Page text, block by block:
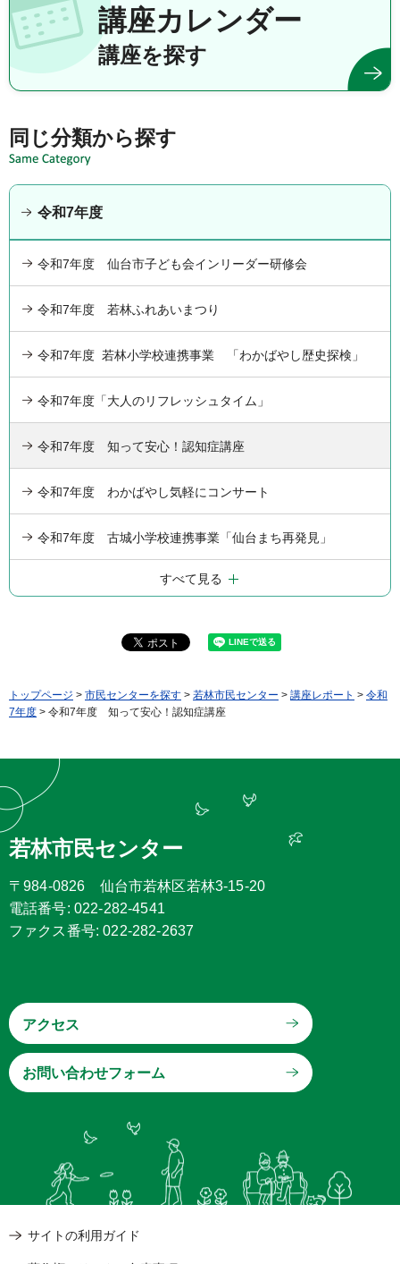
講座カレンダー
講座を探す
同じ分類から探す
令和7年度
令和7年度 仙台市子ども会インリーダー研修会
令和7年度 若林ふれあいまつり
令和7年度 若林小学校連携事業 「わかばやし歴史探検」
令和7年度「大人のリフレッシュタイム」
令和7年度 知って安心！認知症講座
令和7年度 わかばやし気軽にコンサート
令和7年度 古城小学校連携事業「仙台まち再発見」
すべて見る
トップページ > 市民センターを探す > 若林市民センター > 講座レポート > 令和
7年度 > 令和7年度 知って安心！認知症講座
若林市民センター
〒984-0826 仙台市若林区若林3-15-20
電話番号: 022-282-4541
ファクス番号: 022-282-2637
アクセス
サイトの利用ガイド